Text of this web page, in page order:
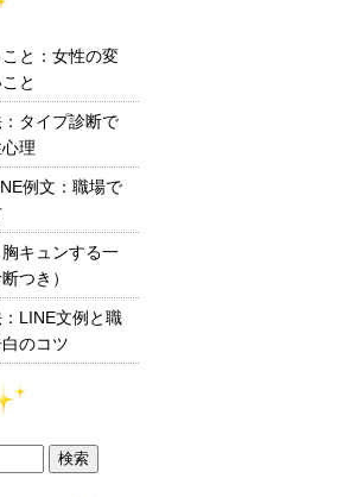
と：女性の変
と
タイプ診断で
理
例文：職場で
キュンする一
つき）
LINE文例と職
のコツ